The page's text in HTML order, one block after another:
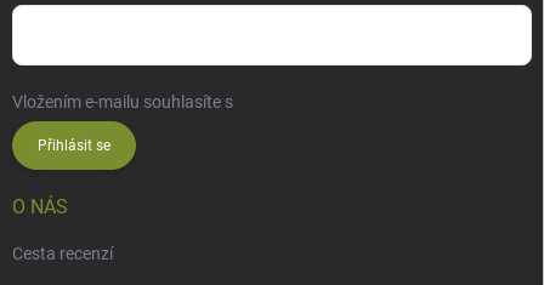
Vložením e-mailu souhlasíte s
Přihlásit se
O NÁS
Cesta recenzí